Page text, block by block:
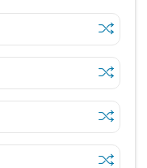
Sprawdź
Klecina
Sprawdź
Sprawdź
Sprawdź